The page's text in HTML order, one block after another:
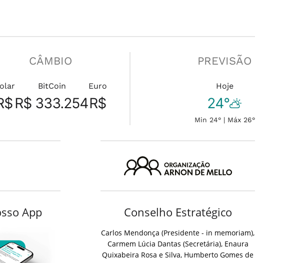
CÂMBIO
BitCoin
R$ 333.254
Euro
R$
PREVISÃO
Hoje
24°
Min 24° | Máx 26°
App Conselho Estratégico
Carlos Mendonça (Presidente - in memoriam),
Carmem Lúcia Dantas (Secretária), Enaura
Quixabeira Rosa e Silva, Humberto Gomes de